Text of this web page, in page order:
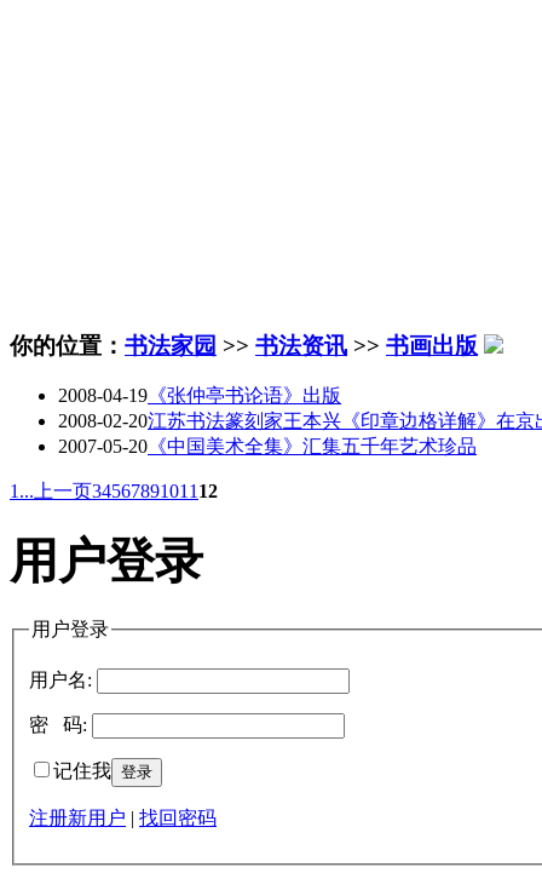
你的位置： 书法家园 >> 书法资讯 >> 书画出版
2008-04-19 《张仲亭书论语》出版
2008-02-20江苏书法篆刻家王本兴《印章边格详解》在京
2007-05-20 《中国美术全集》汇集五千年艺术珍品
1... 上一页34567891011 12
用户登录
用户登录
用户名:
密 码:
记住我
注册新用户 | 找回密码